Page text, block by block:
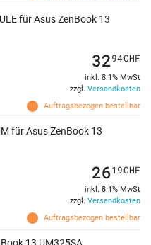
für Asus ZenBook 13
Auftragsbezogen bestellbar
3294CHF
inkl. 8.1% MwSt
zzgl. Versandkosten
für Asus ZenBook 13
Auftragsbezogen bestellbar
2619CHF
inkl. 8.1% MwSt
zzgl. Versandkosten